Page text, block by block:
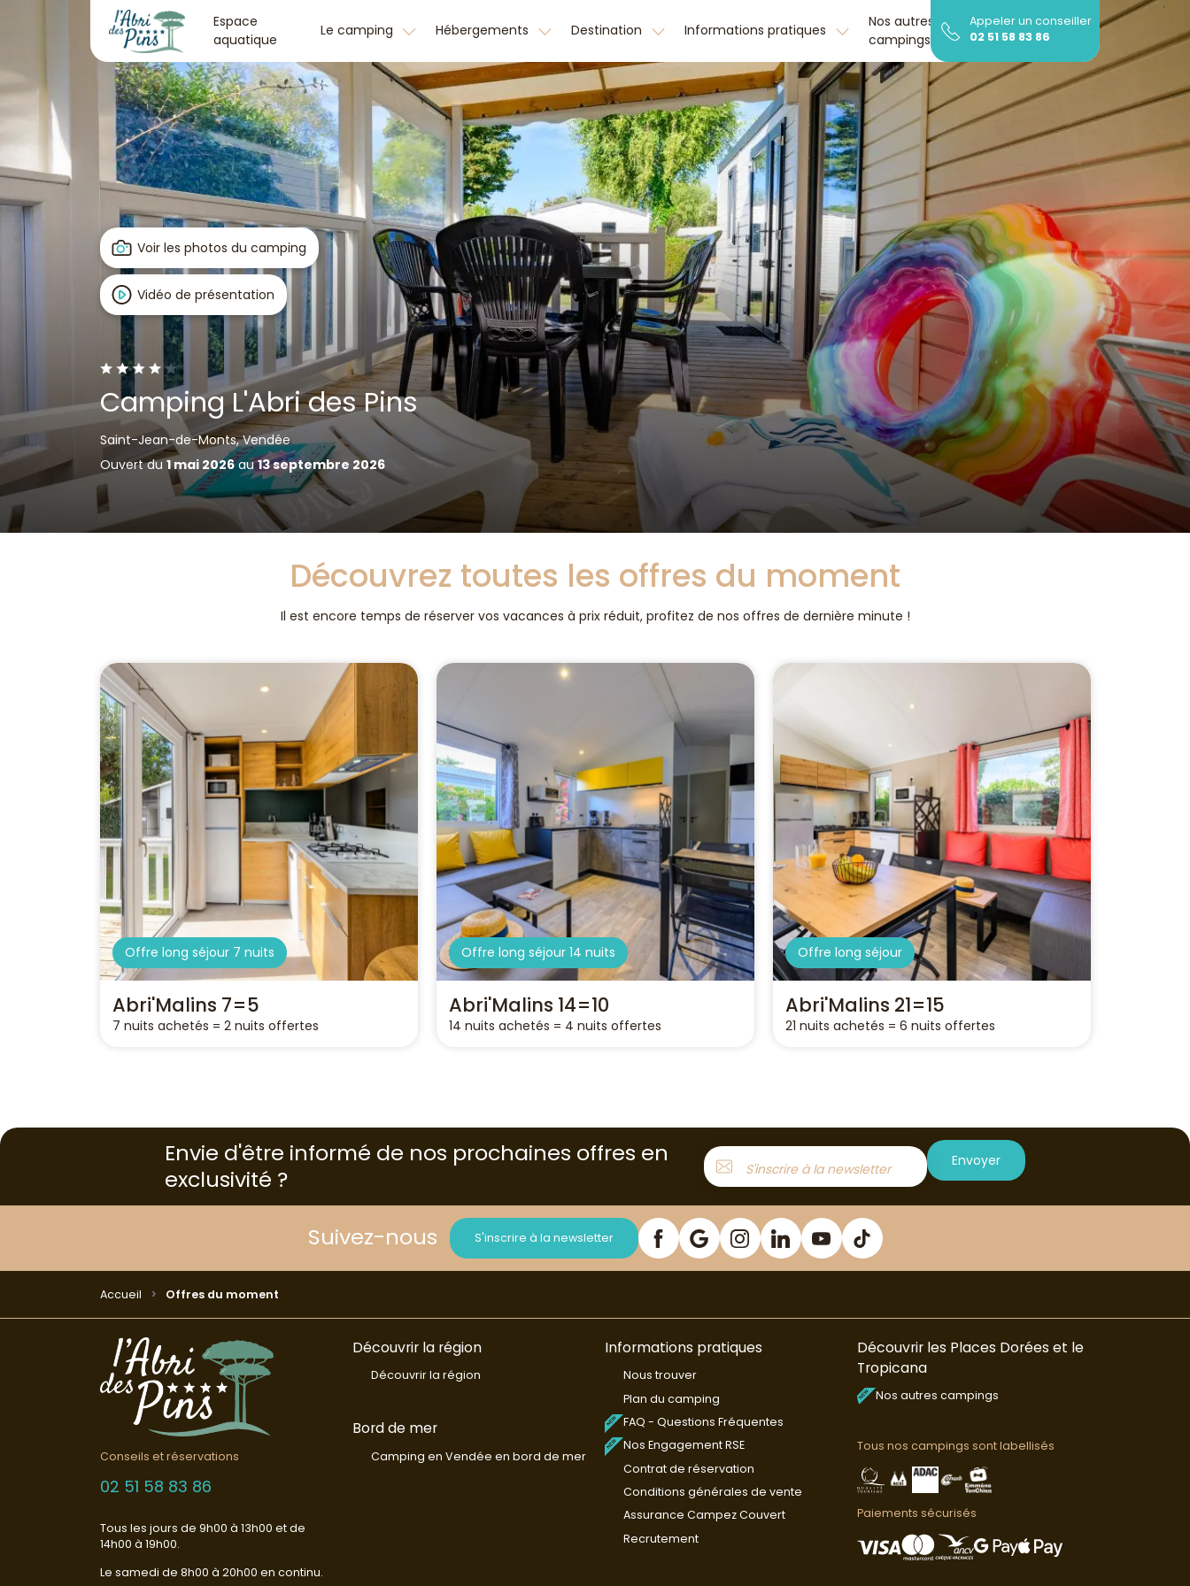
Espace
aquatique
Le camping Hébergements Destination Informations pratiques
Nos autres
campings
Découvrir la
région
Appeler un conseiller
02 51 58 83 86
Voir les photos du camping
Vidéo de présentation
Camping L'Abri des Pins
Saint-Jean-de-Monts, Vendée
Ouvert du1 mai 2026au13 septembre 2026
Découvrez toutes les offres du moment
Il est encore temps de réserver vos vacances à prix réduit, profitez de nos offres de dernière minute !
Offre long séjour 7 nuits
Abri'Malins 7=5
7 nuits achetés = 2 nuits offertes
Offre long séjour 14 nuits
Abri'Malins 14=10
14 nuits achetés = 4 nuits offertes
Offre long séjour
Abri'Malins 21=15
21 nuits achetés = 6 nuits offertes
Envie d'être informé de nos prochaines offres en
exclusivité ?
S'inscrire à la newsletter
Envoyer
Suivez-nous S'inscrire à la newsletter
Accueil Offres du moment
Conseils et réservations
02 51 58 83 86
Tous les jours de 9h00 à 13h00 et de
14h00 à 19h00.
Le samedi de 8h00 à 20h00 en continu.
Découvrir la région
Découvrir la région
Bord de mer
Camping en Vendée en bord de mer
Informations pratiques
Nous trouver
Plan du camping
FAQ - Questions Fréquentes
Nos Engagement RSE
Contrat de réservation
Conditions générales de vente
Assurance Campez Couvert
Recrutement
Découvrir les Places Dorées et le
Tropicana
Nos autres campings
Tous nos campings sont labellisés
Paiements sécurisés